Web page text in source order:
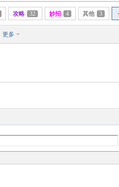
攻略 32 妙招 4 其他 3
更多